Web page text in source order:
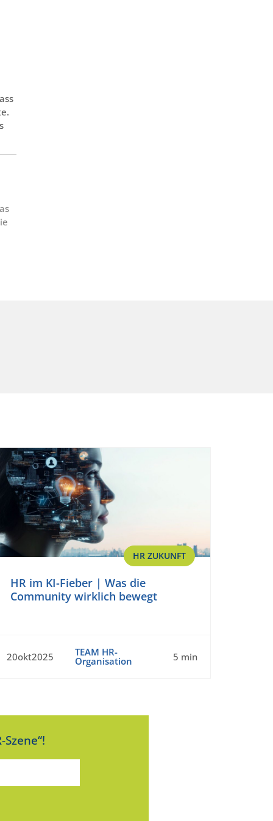
HR ZUKUNFT
HR im KI-Fieber | Was die
Community wirklich bewegt
20okt2025 TEAM HR-
Organisation 5 min